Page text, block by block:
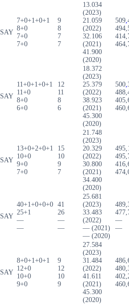
SAY
7+0+1+0+1
8+0
7+0
7+0
9
8
7
7
13.034
(2023)
21.059
(2022)
32.106
(2021)
41.900
(2020)
509
SAY
11+0+1+0+1
11+0
8+0
6+0
12
11
8
6
18.372
(2023)
25.379
(2022)
38.923
(2021)
45.300
(2020)
500
SAY
13+0+2+0+1
10+0
9+0
7+0
15
10
9
7
21.748
(2023)
20.329
(2022)
30.800
(2021)
34.400
(2020)
SAY
40+1+0+0+0
25+1
—
—
41
26
—
—
25.681
(2023)
33.483
(2022)
— (2021)
— (2020)
—
—
SAY
8+0+1+0+1
12+0
10+0
9+0
9
12
10
9
27.584
(2023)
31.484
(2022)
41.611
(2021)
45.300
(2020)